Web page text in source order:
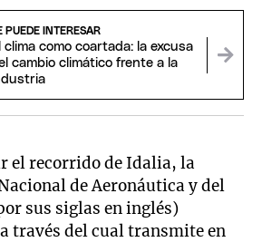
PUEDE INTERESAR
clima como coartada: la excusa
cambio climático frente a la
el recorrido de Idalia, la
de Aeronáutica y del
sus siglas en inglés)
través del cual transmite en